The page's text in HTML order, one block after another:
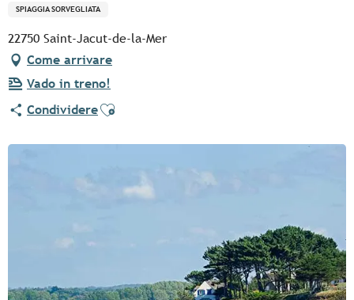
SPIAGGIA SORVEGLIATA
22750 Saint-Jacut-de-la-Mer
Come arrivare
Vado in treno!
CondividereAjouter aux favoris